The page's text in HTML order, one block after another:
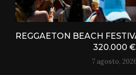
REGGAETON BEACH
320.000 €
7 agosto,